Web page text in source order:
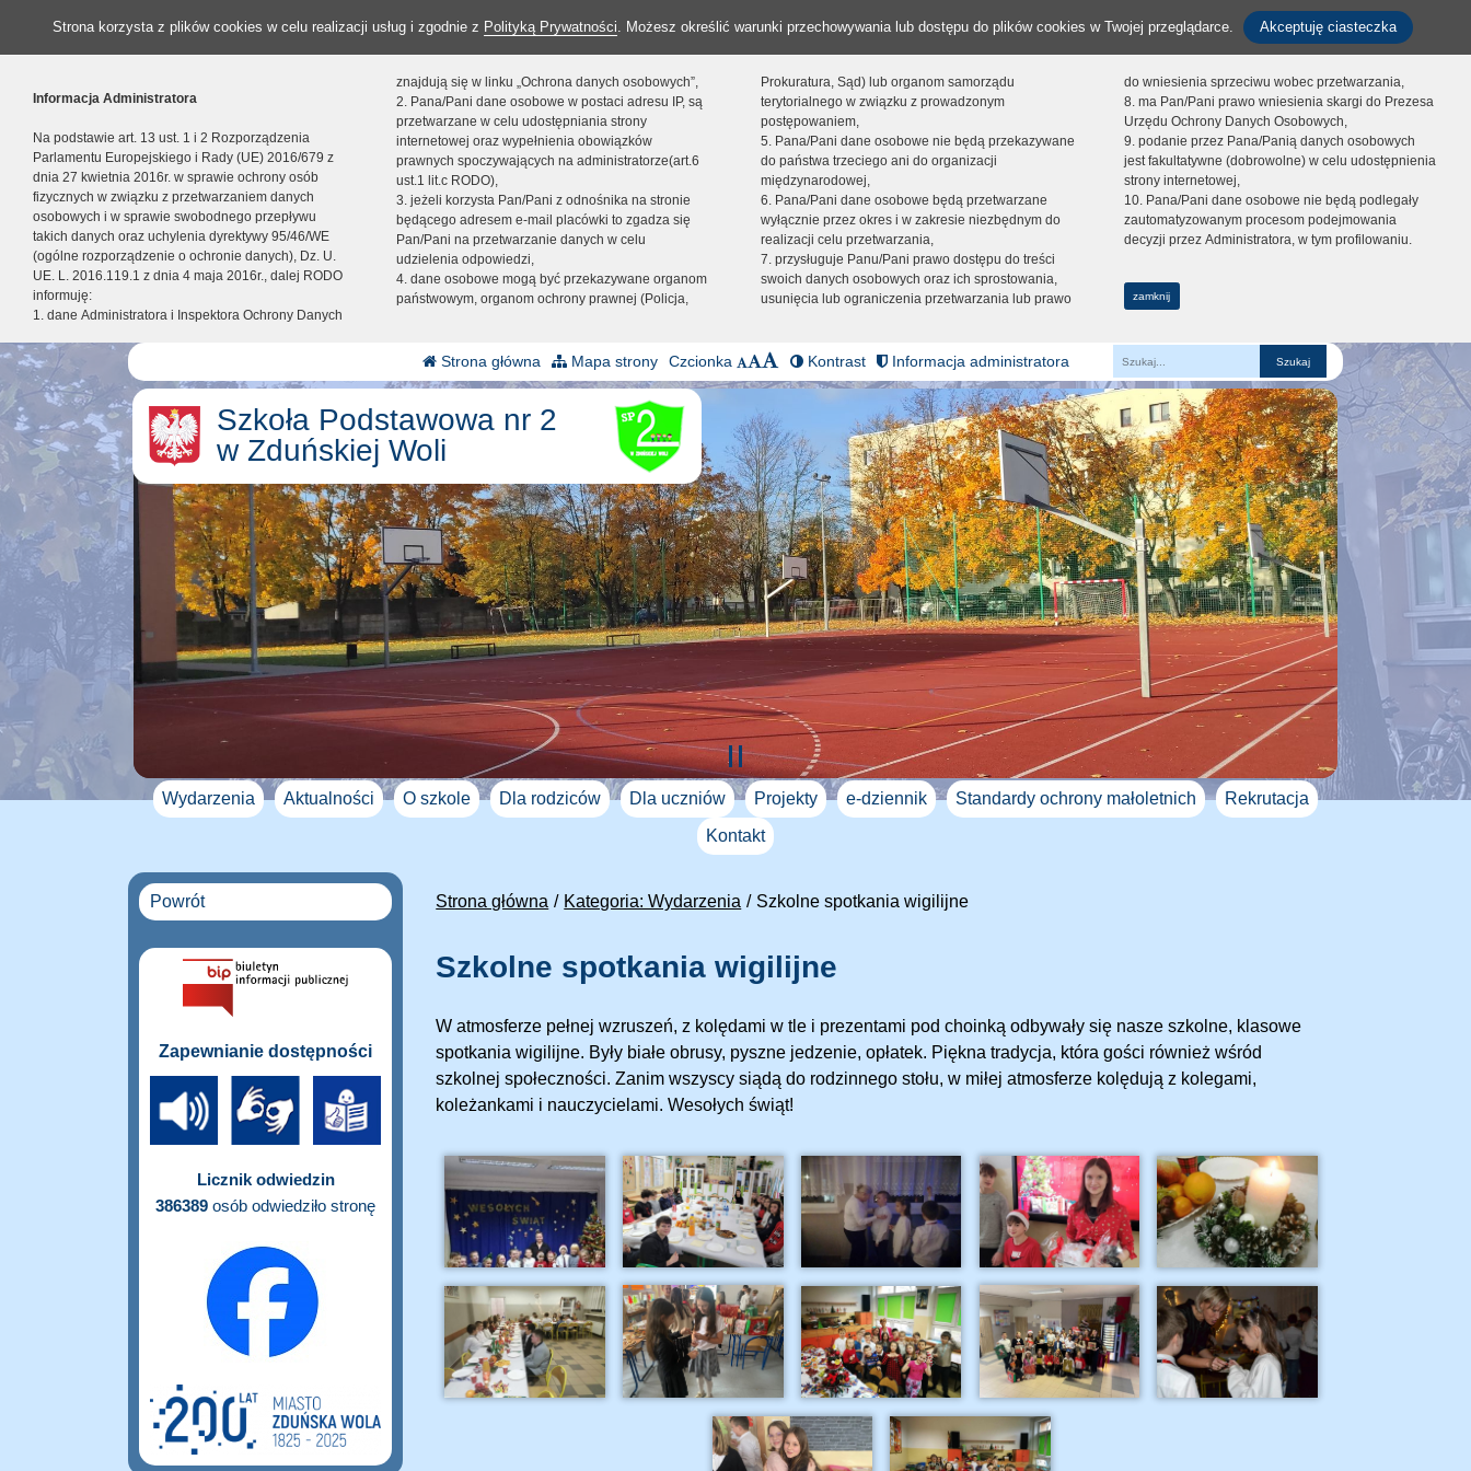
Strona korzysta z plików cookies w celu realizacji usług i zgodnie z Polityką Prywatności. Możesz określić warunki przechowywania lub dostępu do plików cookies w Twojej przeglądarce. Akceptuję ciasteczka
Informacja Administratora
Na podstawie art. 13 ust. 1 i 2 Rozporządzenia
Parlamentu Europejskiego i Rady (UE) 2016/679 z
dnia 27 kwietnia 2016r. w sprawie ochrony osób
fizycznych w związku z przetwarzaniem danych
osobowych i w sprawie swobodnego przepływu
takich danych oraz uchylenia dyrektywy 95/46/WE
(ogólne rozporządzenie o ochronie danych), Dz. U.
UE. L. 2016.119.1 z dnia 4 maja 2016r., dalej RODO
informuję:
1. dane Administratora i Inspektora Ochrony Danych
znajdują się w linku „Ochrona danych osobowych”,
2. Pana/Pani dane osobowe w postaci adresu IP, są
przetwarzane w celu udostępniania strony
internetowej oraz wypełnienia obowiązków
prawnych spoczywających na administratorze(art.6
ust.1 lit.c RODO),
3. jeżeli korzysta Pan/Pani z odnośnika na stronie
będącego adresem e-mail placówki to zgadza się
Pan/Pani na przetwarzanie danych w celu
udzielenia odpowiedzi,
4. dane osobowe mogą być przekazywane organom
państwowym, organom ochrony prawnej (Policja,
Prokuratura, Sąd) lub organom samorządu
terytorialnego w związku z prowadzonym
postępowaniem,
5. Pana/Pani dane osobowe nie będą przekazywane
do państwa trzeciego ani do organizacji
międzynarodowej,
6. Pana/Pani dane osobowe będą przetwarzane
wyłącznie przez okres i w zakresie niezbędnym do
realizacji celu przetwarzania,
7. przysługuje Panu/Pani prawo dostępu do treści
swoich danych osobowych oraz ich sprostowania,
usunięcia lub ograniczenia przetwarzania lub prawo
do wniesienia sprzeciwu wobec przetwarzania,
8. ma Pan/Pani prawo wniesienia skargi do Prezesa
Urzędu Ochrony Danych Osobowych,
9. podanie przez Pana/Panią danych osobowych
jest fakultatywne (dobrowolne) w celu udostępnienia
strony internetowej,
10. Pana/Pani dane osobowe nie będą podlegały
zautomatyzowanym procesom podejmowania
decyzji przez Administratora, w tym profilowaniu.
zamknij
Strona główna Mapa strony Czcionka Kontrast Informacja administratora
Fraza
Szkoła Podstawowa nr 2
w Zduńskiej Woli
Wydarzenia Aktualności O szkole Dla rodziców Dla uczniów Projekty e-dziennik Standardy ochrony małoletnich
Rekrutacja
Kontakt
Strona główna Kategoria: Wydarzenia Szkolne spotkania wigilijne
Szkolne spotkania wigilijne
W atmosferze pełnej wzruszeń, z kolędami w tle i prezentami pod choinką odbywały się nasze szkolne, klasowe
spotkania wigilijne. Były białe obrusy, pyszne jedzenie, opłatek. Piękna tradycja, która gości również wśród
szkolnej społeczności. Zanim wszyscy siądą do rodzinnego stołu, w miłej atmosferze kolędują z kolegami,
koleżankami i nauczycielami. Wesołych świąt!
Powrót
Zapewnianie dostępności
Licznik odwiedzin
386389 osób odwiedziło stronę